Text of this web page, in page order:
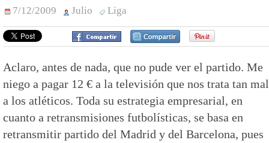
7/12/2009 Julio Liga
Aclaro, antes de nada, que no pude ver el partido. Me
niego a pagar 12 € a la televisión que nos trata tan mal
a los atléticos. Toda su estrategia empresarial, en
cuanto a retransmisiones futbolísticas, se basa en
retransmitir partido del Madrid y del Barcelona, pues